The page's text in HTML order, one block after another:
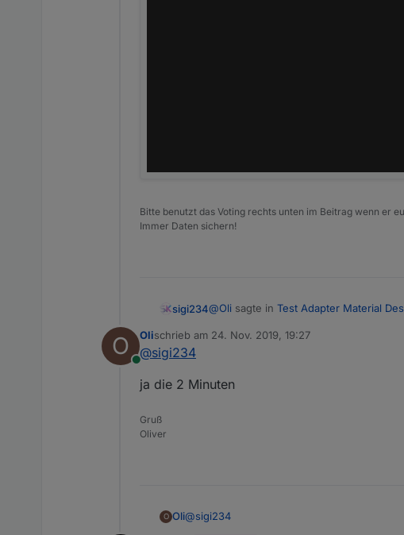
Bitte benutzt das Voting rechts unten im Beitrag wenn er
Immer Daten sichern!
sigi234@Oli sagte in Test Adapter Material
im Basic Wiget kann man die breite
Die 2 Minuten? Also bei mir 10
O
Online
Olischrieb am 24. Nov. 2019, 19:27
zuletzt editiert von
@sigi234
ja die 2 Minuten
Gruß
Oliver
O Oli@sigi234